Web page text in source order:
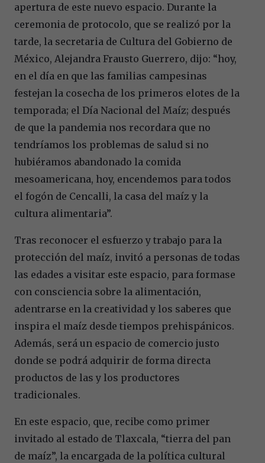
apertura de este nuevo espacio. Durante la
ceremonia de protocolo, que se realizó por la
tarde, la secretaria de Cultura del Gobierno de
México, Alejandra Frausto Guerrero, dijo: “hoy,
en el día en que las familias campesinas
festejan la cosecha de los primeros elotes de la
temporada; el Día Nacional del Maíz; después
de que la pandemia nos recordara que no
tendríamos los problemas de salud si no
hubiéramos abandonado la comida
mesoamericana, hoy, encendemos para todos
el fogón de Cencalli, la casa del maíz y la
cultura alimentaria”.
Tras reconocer el esfuerzo y trabajo para la
protección del maíz, invitó a personas de todas
las edades a visitar este espacio, para formase
con consciencia sobre la alimentación,
adentrarse en la creatividad y los saberes que
inspira el maíz desde tiempos prehispánicos.
Además, será un espacio de comercio justo
donde se podrá adquirir de forma directa
productos de las y los productores
tradicionales.
En este espacio, que, recibe como primer
invitado al estado de Tlaxcala, “tierra del pan
de maíz”, la encargada de la política cultural